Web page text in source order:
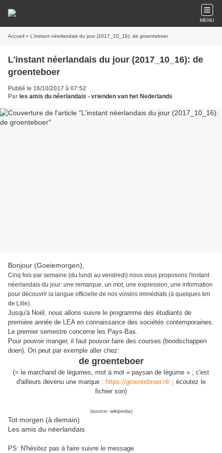
MENU
Accueil » L'instant néerlandais du jour (2017_10_16): de groenteboer
L'instant néerlandais du jour (2017_10_16): de
groenteboer
Publié le 16/10/2017 à 07:52
Par les amis du néerlandais - vrienden van het Nederlands
Bonjour (Goeiemorgen),
Cinq fois par semaine (du lundi au vendredi) nous vous proposons l'instant
néerlandais du jour: une remarque, un mot, une expression, une information
pour découvrir la langue officielle de nos voisins immédiats (à quelques km
de Lille).
Jusqu'à Noël, nous allons suivre le programme des étudiants de
première année de LEA en connaissance des sociétés contemporaines.
Le premier semestre concerne les Pays-Bas.
Pour pouvoir manger, il faut pouvoir faire des courses (boodschappen
doen). On peut par exemple aller chez:
de groenteboer
(= le marchand de légumes, mot à mot « paysan de légume » ; c'est
d'ailleurs devenu une marque : https://groentebroer.nl/ ; écoutez le
fichier son)
(source: wikipedia)
Tot morgen (à demain)
Les amis du néerlandais
PS: N'hésitez pas à faire suivre le message